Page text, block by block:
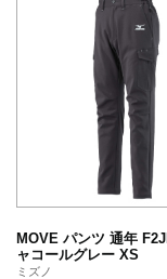
MOVE パンツ 通年
ャコールグレー XS
ミズノ